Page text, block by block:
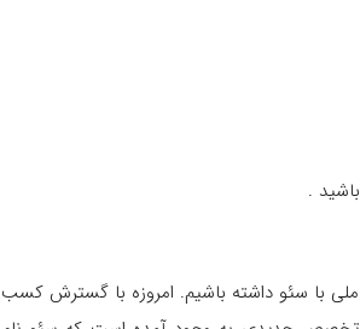
.
کاملی با سئو داشته باشیم. امروزه با گسترش کسب